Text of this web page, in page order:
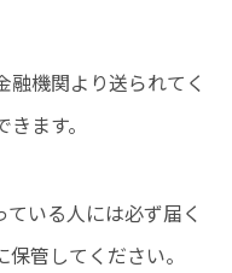
融機関より送られてく
ます。
いる人には必ず届く
管してください。